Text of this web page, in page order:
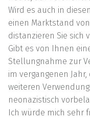
Wird es auch in
einen Marktstand von
distanzieren Sie sich
Gibt es von Ihnen
Stellungnahme zur
im vergangenen
weiteren
neonazistisch
Ich würde mich sehr